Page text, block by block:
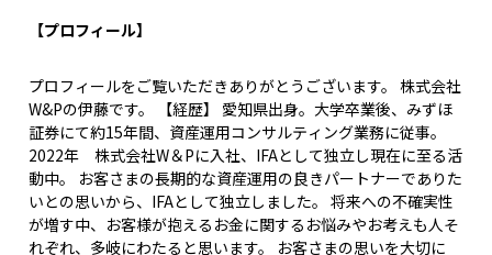
【プロフィール】
プロフィールをご覧いただきありがとうございます。 株式会社
W&Pの伊藤です。 【経歴】 愛知県出身。大学卒業後、みずほ
証券にて約15年間、資産運用コンサルティング業務に従事。
2022年 株式会社W＆Pに入社、IFAとして独立し現在に至る活
動中。 お客さまの長期的な資産運用の良きパートナーでありた
いとの思いから、IFAとして独立しました。 将来への不確実性
が増す中、お客様が抱えるお金に関するお悩みやお考えも人そ
れぞれ、多岐にわたると思います。 お客さまの思いを大切に